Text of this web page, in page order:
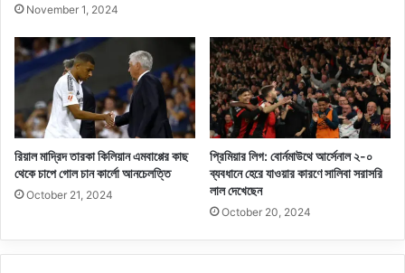
November 1, 2024
রিয়াল মাদ্রিদ তারকা কিলিয়ান এমবাপ্পের কাছ
থেকে চাপে গোল চান কার্লো আনচেলত্তি
October 21, 2024
প্রিমিয়ার লিগ: বোর্নমাউথে আর্সেনাল ২-০
ব্যবধানে হেরে যাওয়ার কারণে সালিবা সরাসরি
লাল দেখেছেন
October 20, 2024